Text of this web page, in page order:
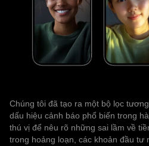
Chúng tôi đã tạo ra một bộ lọc
dấu hiệu cảnh báo phổ biến trong
thú vị để nêu rõ những sai lầm về
trong hoảng loạn, các khoản đầu tư